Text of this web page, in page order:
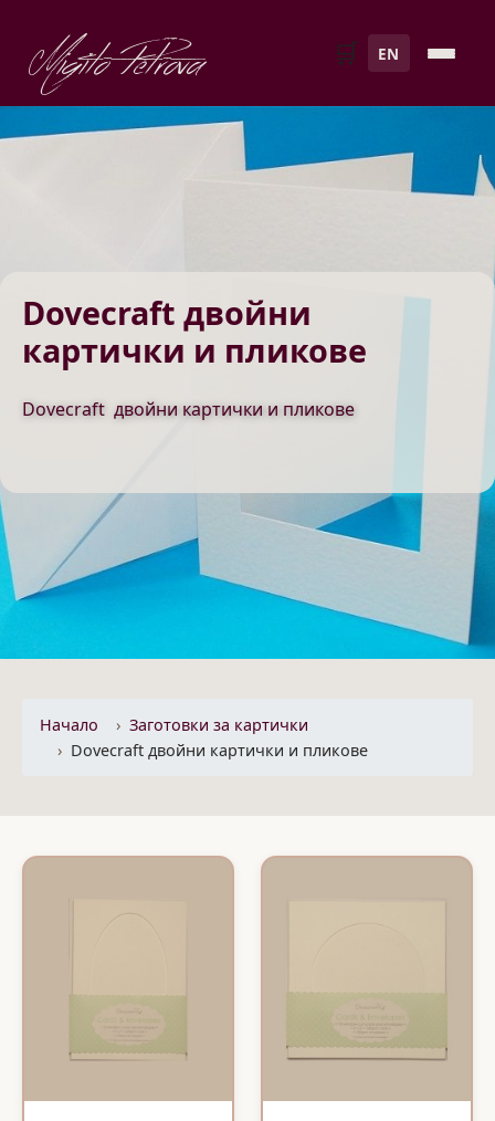
Migito Petrova 🛒 EN
Dovecraft двойни
картички и пликове
Dovecraft двойни картички и пликове
Начало
Заготовки за картички
Dovecraft двойни картички и пликове